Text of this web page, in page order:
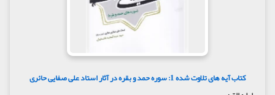
کتاب آیه های تلاوت شده 1: سوره حمد و بقره در آثار استاد علی صفایی حائری